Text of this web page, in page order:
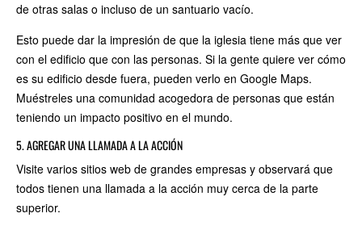
de otras salas o incluso de un santuario vacío.
Esto puede dar la impresión de que la iglesia tiene más que ver
con el edificio que con las personas. Si la gente quiere ver cómo
es su edificio desde fuera, pueden verlo en Google Maps.
Muéstreles una comunidad acogedora de personas que están
teniendo un impacto positivo en el mundo.
5. AGREGAR UNA LLAMADA A LA ACCIÓN
Visite varios sitios web de grandes empresas y observará que
todos tienen una llamada a la acción muy cerca de la parte
superior.